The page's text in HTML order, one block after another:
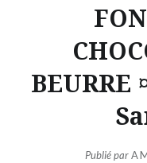
BEURRE
Publié par